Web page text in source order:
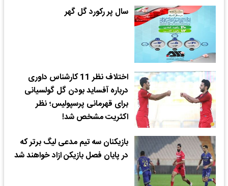
سال پر رکورد گل‌ گهر
اختلاف نظر 11 کارشناس داوری
درباره آفساید بودن گل گولسیانی
برای قهرمانی پرسپولیس؛ نظر
اکثریت مشخص شد!
بازیکنان سه تیم مدعی لیگ برتر که
در پایان فصل بازیکن ازاد خواهند شد